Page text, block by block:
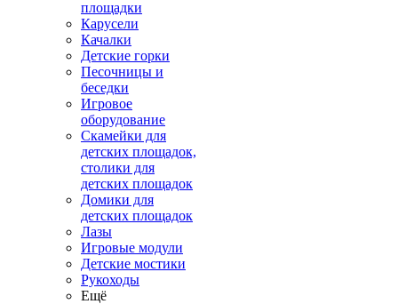
площадки
Карусели
Качалки
Детские горки
Песочницы и
беседки
Игровое
оборудование
Скамейки для
детских площадок,
столики для
детских площадок
Домики для
детских площадок
Лазы
Игровые модули
Детские мостики
Рукоходы
Ещё